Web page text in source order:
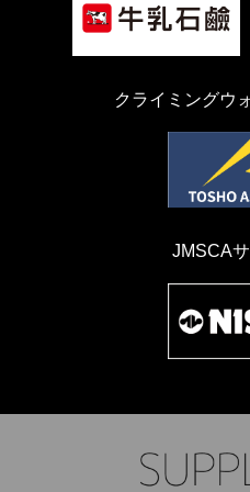
クライミングウ
JMSCA